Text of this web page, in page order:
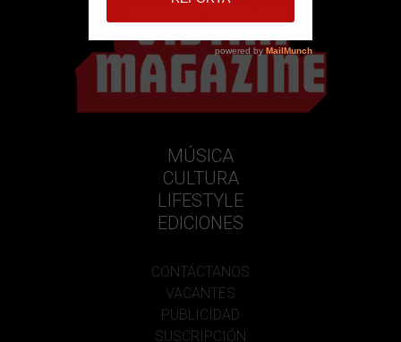
MÚSICA
CULTURA
LIFESTYLE
EDICIONES
CONTÁCTANOS
VACANTES
PUBLICIDAD
SUSCRIPCIÓN